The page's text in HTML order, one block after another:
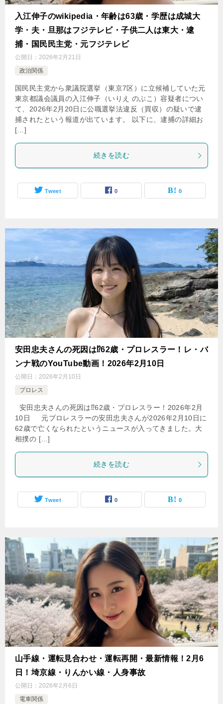
入江伸子のwikipedia・年齢は63歳・学歴は成城大
学・夫・旦那はフジテレビ・子供二人は東大・逮
捕・国民民主党・元フジテレビ
公開日： 2026年2月21日
政治関係
国民民主党から衆議院選挙（東京7区）に立候補していた元
東京都議会議員の入江伸子（いりえ のぶこ）容疑者につい
て、2026年2月20日に公職選挙法違反（買収）の疑いで逮
捕されたという報道が出ています。 以下に、逮捕の詳細お
[…]
続きを読む
Tweet 0 0
安田忠夫さんの死因は⁉62歳・プロレスラー！レ・バ
ンナ戦のYouTube動画！2026年2月10日
公開日： 2026年2月10日
プロレス
安田忠夫さんの死因は⁉62歳・プロレスラー！2026年2月
10日 元プロレスラーの安田忠夫さんが2026年2月10日に
62歳で亡くなられたというニュースが入ってきました。大
相撲の […]
続きを読む
Tweet 0 0
山手線・運転見合わせ・運転再開・最新情報！2月6
日！埼京線・りんかい線・人身事故
公開日： 2026年2月6日
電車関係